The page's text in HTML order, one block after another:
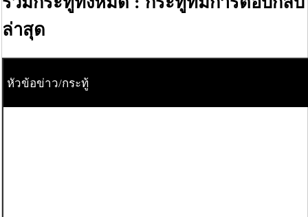
ล่าสุด
หัวข้อข่าว/กระทู้